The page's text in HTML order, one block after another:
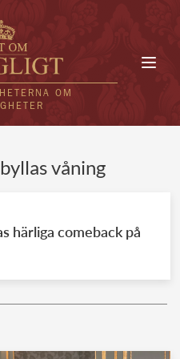
OM
våning
härliga comeback på